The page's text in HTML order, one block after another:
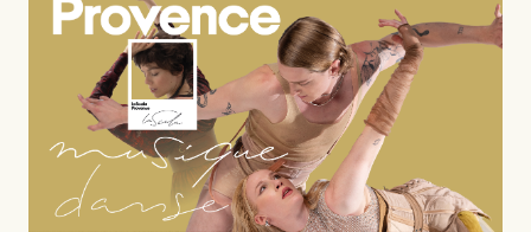
Benjamin Cohen, Anna :Lilly Caruso
, Cheffe
Lutin :Alice de Ferran , Lutinstructor :Nicolà
Michel
Chorégraphies :
Johan Nus
Costumes :Marie-Caroline Behue
Lumières : Guillaume Janon